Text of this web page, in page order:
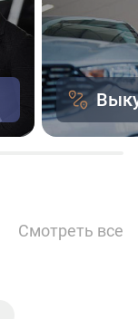
Смотреть все